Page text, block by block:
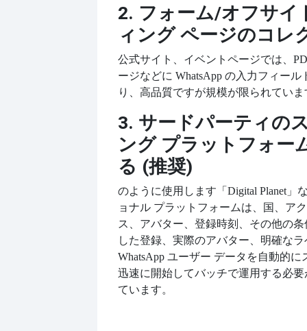
2. フォーム/オフサイ
ィング ページのコレ
公式サイト、イベントページでは、
ージなどに WhatsApp の入力フィール
り、高品質ですが規模が限られていま
3. サードパーティの
ング プラットフォー
る (推奨)
のように使用します 「Digital Planet
ョナル プラットフォームは、国、ア
ス、アバター、登録時刻、その他の
した登録、実際のアバター、明確な
WhatsApp ユーザー データを自動的
迅速に開始してバッチで運用する必
ています。